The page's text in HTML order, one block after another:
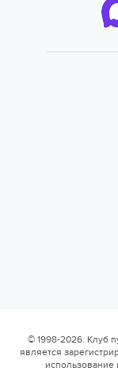
Валдайская
17 августа 2026
© 1998-2026. Клуб
является
использование